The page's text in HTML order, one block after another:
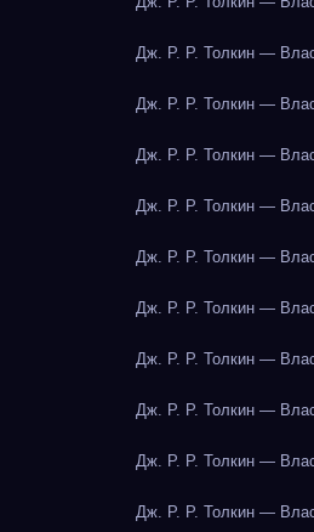
Дж. Р. Р. Толкин —
Дж. Р. Р. Толкин —
Дж. Р. Р. Толкин —
Дж. Р. Р. Толкин —
Дж. Р. Р. Толкин —
Дж. Р. Р. Толкин —
Дж. Р. Р. Толкин —
Дж. Р. Р. Толкин —
Дж. Р. Р. Толкин —
Дж. Р. Р. Толкин —